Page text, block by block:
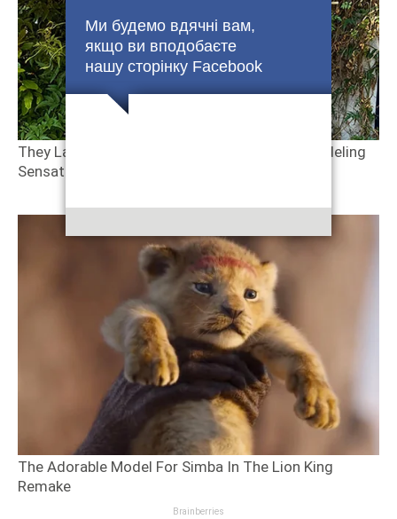
Ми будемо вдячні вам,
якщо ви вподобаєте
нашу сторінку Facebook